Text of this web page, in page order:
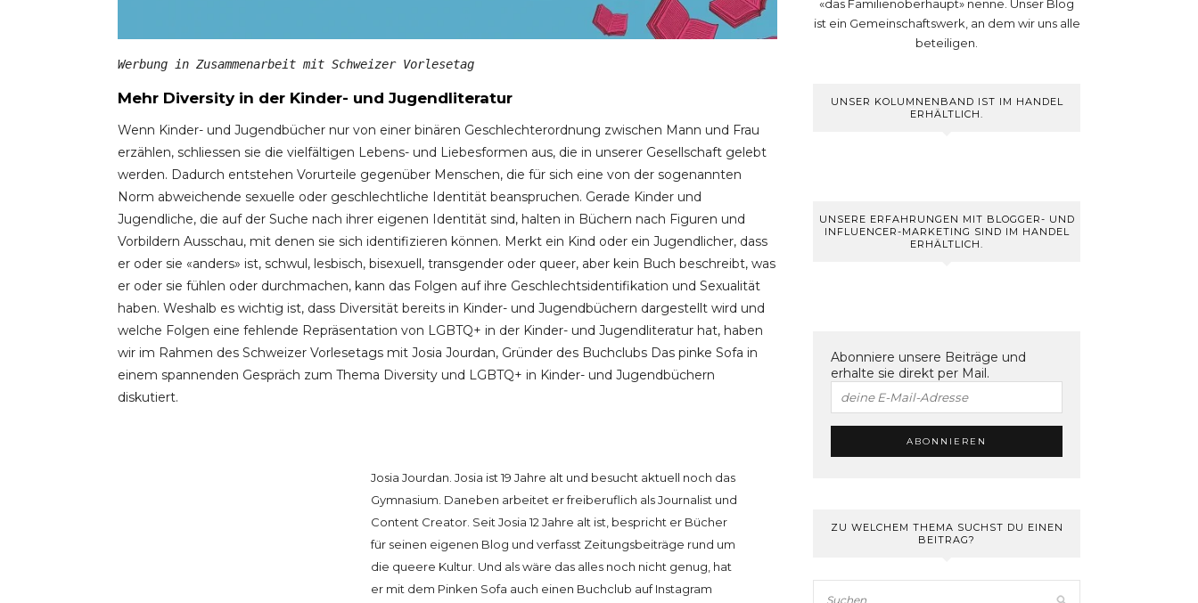
Werbung in Zusammenarbeit mit Schweizer Vorlesetag
Mehr Diversity in der Kinder- und Jugendliteratur
Wenn Kinder- und Jugendbücher nur von einer binären Geschlechterordnung zwischen Mann und Frau
erzählen, schliessen sie die vielfältigen Lebens- und Liebesformen aus, die in unserer Gesellschaft gelebt
werden. Dadurch entstehen Vorurteile gegenüber Menschen, die für sich eine von der sogenannten
Norm abweichende sexuelle oder geschlechtliche Identität beanspruchen. Gerade Kinder und
Jugendliche, die auf der Suche nach ihrer eigenen Identität sind, halten in Büchern nach Figuren und
Vorbildern Ausschau, mit denen sie sich identifizieren können. Merkt ein Kind oder ein Jugendlicher, dass
er oder sie «anders» ist, schwul, lesbisch, bisexuell, transgender oder queer, aber kein Buch beschreibt, was
er oder sie fühlen oder durchmachen, kann das Folgen auf ihre Geschlechtsidentifikation und Sexualität
haben. Weshalb es wichtig ist, dass Diversität bereits in Kinder- und Jugendbüchern dargestellt wird und
welche Folgen eine fehlende Repräsentation von LGBTQ+ in der Kinder- und Jugendliteratur hat, haben
wir im Rahmen des Schweizer Vorlesetags mit Josia Jourdan, Gründer des Buchclubs Das pinke Sofa in
einem spannenden Gespräch zum Thema Diversity und LGBTQ+ in Kinder- und Jugendbüchern
diskutiert.
Josia Jourdan. Josia ist 19 Jahre alt und besucht aktuell noch das
Gymnasium. Daneben arbeitet er freiberuflich als Journalist und
Content Creator. Seit Josia 12 Jahre alt ist, bespricht er Bücher
für seinen eigenen Blog und verfasst Zeitungsbeiträge rund um
die queere Kultur. Und als wäre das alles noch nicht genug, hat
er mit dem Pinken Sofa auch einen Buchclub auf Instagram
«das Familienoberhaupt» nenne. Unser Blog
ist ein Gemeinschaftswerk, an dem wir uns alle
beteiligen.
UNSER KOLUMNENBAND IST IM HANDEL
ERHÄLTLICH.
UNSERE ERFAHRUNGEN MIT BLOGGER- UND
INFLUENCER-MARKETING SIND IM HANDEL
ERHÄLTLICH.
Abonniere unsere Beiträge und
erhalte sie direkt per Mail.
ZU WELCHEM THEMA SUCHST DU EINEN
BEITRAG?